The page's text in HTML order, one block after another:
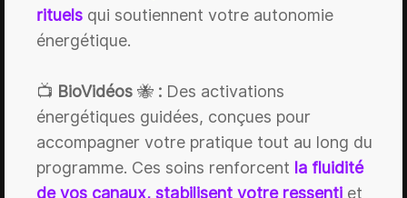
rituels qui soutiennent votre autonomie
énergétique.
📺 BioVidéos 🐝 : Des activations
énergétiques guidées, conçues pour
accompagner votre pratique tout au long du
programme. Ces soins renforcent la fluidité
de vos canaux, stabilisent votre ressenti et